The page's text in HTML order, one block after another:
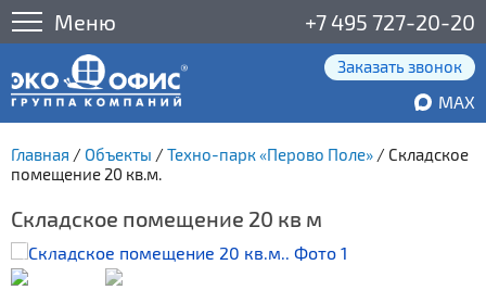
Меню +7 495 727-20-20
Заказать звонок
MAX
Главная / Объекты /Техно-парк «Перово Поле» / Складское
помещение 20 кв.м.
Складское помещение 20 кв м